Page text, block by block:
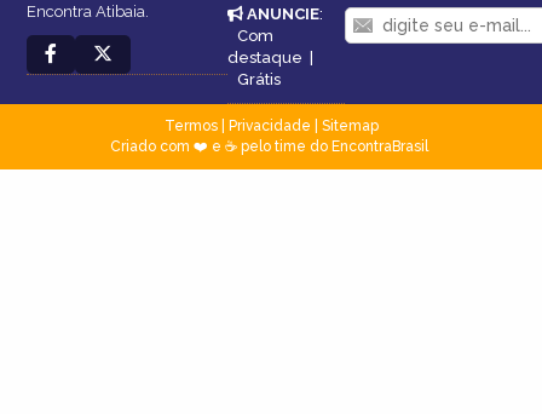
Encontra Atibaia.
ANUNCIE:
Com
destaque |
Grátis
Termos| Privacidade
Sitemap
Criado com ❤️ e ☕ pelo time do EncontraBrasil